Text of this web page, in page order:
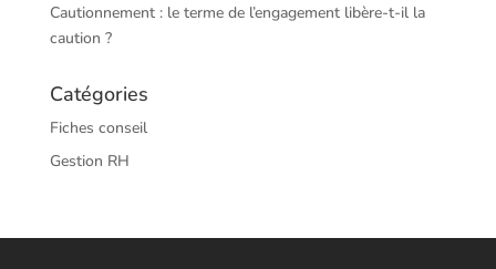
Cautionnement : le terme de l’engagement libère-t-il la
caution ?
Catégories
Fiches conseil
Gestion RH